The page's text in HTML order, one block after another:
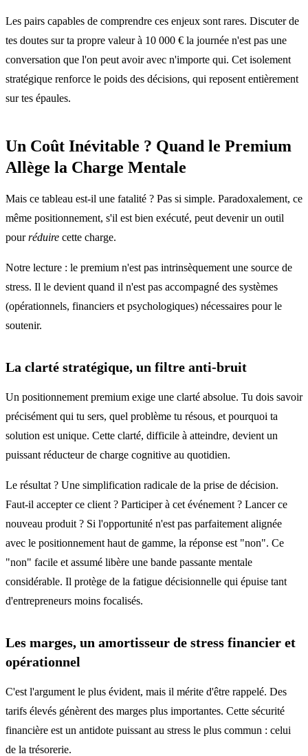
Les pairs capables de comprendre ces enjeux sont rares. Discuter de
tes doutes sur ta propre valeur à 10 000 € la journée n'est pas une
conversation que l'on peut avoir avec n'importe qui. Cet isolement
stratégique renforce le poids des décisions, qui reposent entièrement
sur tes épaules.
Un Coût Inévitable ? Quand le Premium
Allège la Charge Mentale
Mais ce tableau est-il une fatalité ? Pas si simple. Paradoxalement, ce
même positionnement, s'il est bien exécuté, peut devenir un outil
pourréduire cette charge.
Notre lecture : le premium n'est pas intrinsèquement une source de
stress. Il le devient quand il n'est pas accompagné des systèmes
(opérationnels, financiers et psychologiques) nécessaires pour le
soutenir.
La clarté stratégique, un filtre anti-bruit
Un positionnement premium exige une clarté absolue. Tu dois savoir
précisément qui tu sers, quel problème tu résous, et pourquoi ta
solution est unique. Cette clarté, difficile à atteindre, devient un
puissant réducteur de charge cognitive au quotidien.
Le résultat ? Une simplification radicale de la prise de décision.
Faut-il accepter ce client ? Participer à cet événement ? Lancer ce
nouveau produit ? Si l'opportunité n'est pas parfaitement alignée
avec le positionnement haut de gamme, la réponse est "non". Ce
"non" facile et assumé libère une bande passante mentale
considérable. Il protège de la fatigue décisionnelle qui épuise tant
d'entrepreneurs moins focalisés.
Les marges, un amortisseur de stress financier et
opérationnel
C'est l'argument le plus évident, mais il mérite d'être rappelé. Des
tarifs élevés génèrent des marges plus importantes. Cette sécurité
financière est un antidote puissant au stress le plus commun : celui
de la trésorerie.